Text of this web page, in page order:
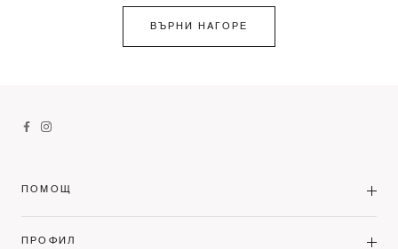
ВЪРНИ НАГОРЕ
ПОМОЩ
ПРОФИЛ